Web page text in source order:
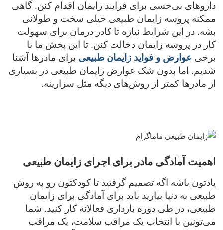
داروهای بی‌حسی برای فرایند زایمان اقدام کنن. گاهی
ممکنه پروسه زایمان طبیعی خیلی سخت و طولانی
بشه. در این شرایط نیازه تا کادر درمان برای سهولت
کار در پروسه زایمان دخالت کنن. تا این بخش ما با
برخی عوارض و فواید زایمان طبیعی برای مادرها آشنا
شدیم. اما بدون شک عوارض زایمان طبیعی در بسیاری
از مادرها کمتر از روش‌های دیگه مثل سزارینه.
اهمیت آمادگی مادر برای اجرای زایمان طبیعی
یادتون باشه اگه تصمیم گرفتید تا کودکتون رو به روش
طبیعی به دنیا بیارید باید برای آمادگی برای زایمان
طبیعی، در طی دوره بارداری فعالانه کار کنید. شما
می‌تونین با انتخاب یک مراقب سلامت، یک مراقب